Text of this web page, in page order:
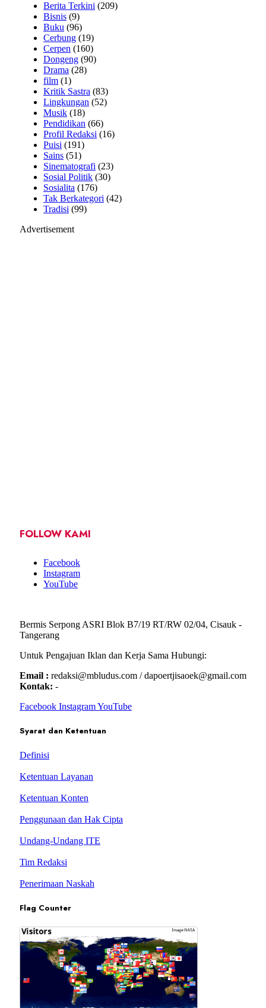
Berita Terkini (209)
Bisnis (9)
Buku (96)
Cerbung (19)
Cerpen (160)
Dongeng (90)
Drama (28)
film (1)
Kritik Sastra (83)
Lingkungan (52)
Musik (18)
Pendidikan (66)
Profil Redaksi (16)
Puisi (191)
Sains (51)
Sinematografi (23)
Sosial Politik (30)
Sosialita (176)
Tak Berkategori (42)
Tradisi (99)
Advertisement
FOLLOW KAMI
Facebook
Instagram
YouTube
Bermis Serpong ASRI Blok B7/19 RT/RW 02/04, Cisauk -
Tangerang
Untuk Pengajuan Iklan dan Kerja Sama Hubungi:
Email : redaksi@mbludus.com / dapoertjisaoek@gmail.com
Kontak: -
Facebook InstagramYouTube
Syarat dan Ketentuan
Definisi
Ketentuan Layanan
Ketentuan Konten
Penggunaan dan Hak Cipta
Undang-Undang ITE
Tim Redaksi
Penerimaan Naskah
Flag Counter